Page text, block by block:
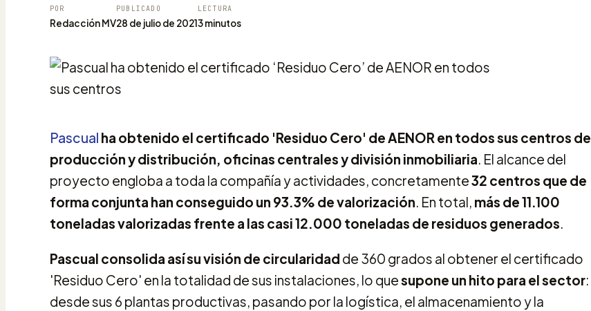
POR
Redacción MV
PUBLICADO
28 de julio de 2021
LECTURA
3 minutos
Pascual ha obtenido el certificado 'Residuo Cero' de AENOR en todos sus centros de
producción y distribución, oficinas centrales y división inmobiliaria. El alcance del
proyecto engloba a toda la compañía y actividades, concretamente32 centros que de
forma conjunta han conseguido un 93.3% de valorización. En total, más de 11.100
toneladas valorizadas frente a las casi 12.000 toneladas de residuos generados.
Pascual consolida así su visión de circularidad de 360 grados al obtener el certificado
'Residuo Cero' en la totalidad de sus instalaciones, lo quesupone un hito para el sector:
desde sus 6 plantas productivas, pasando por la logística, el almacenamiento y la